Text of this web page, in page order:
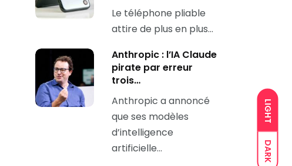
LIGHT
DARK
Le téléphone pliable
attire de plus en plus…
Anthropic : l’IA Claude
pirate par erreur
trois…
Anthropic a annoncé
que ses modèles
d’intelligence
artificielle…